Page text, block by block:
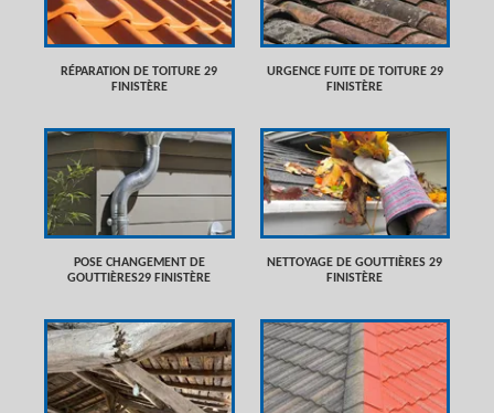
RÉPARATION DE TOITURE 29
FINISTÈRE
URGENCE FUITE DE TOITURE 29
FINISTÈRE
POSE CHANGEMENT DE
GOUTTIÈRES29 FINISTÈRE
NETTOYAGE DE GOUTTIÈRES 29
FINISTÈRE